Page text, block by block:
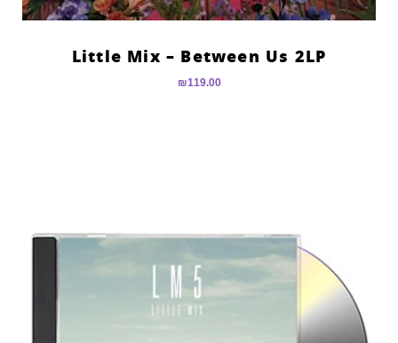
Little Mix – Between Us 2LP
₪119.00